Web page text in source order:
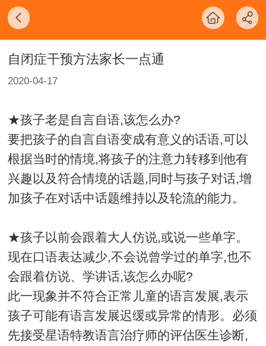
自闭症干预方法家长一点通
2020-04-17
★孩子老是自言自语,该怎么办?
要把孩子的自言自语变成有意义的话语,可以
根据当时的情境,将孩子的注意力转移到他有
兴趣以及符合情境的话题,同时与孩子对话,增
加孩子在对话中话题维持以及轮流的能力。
★孩子以前会跟着大人仿说,或说一些单字。
现在口语表达减少,不会说曾学过的单字,也不
会跟着仿说、学讲话,该怎么办呢?
此一现象并不符合正常儿童的语言发展,表示
孩子可能有语言发展迟缓或异常的情形。必须
先接受星语特教语言治疗师的评估医生诊断,